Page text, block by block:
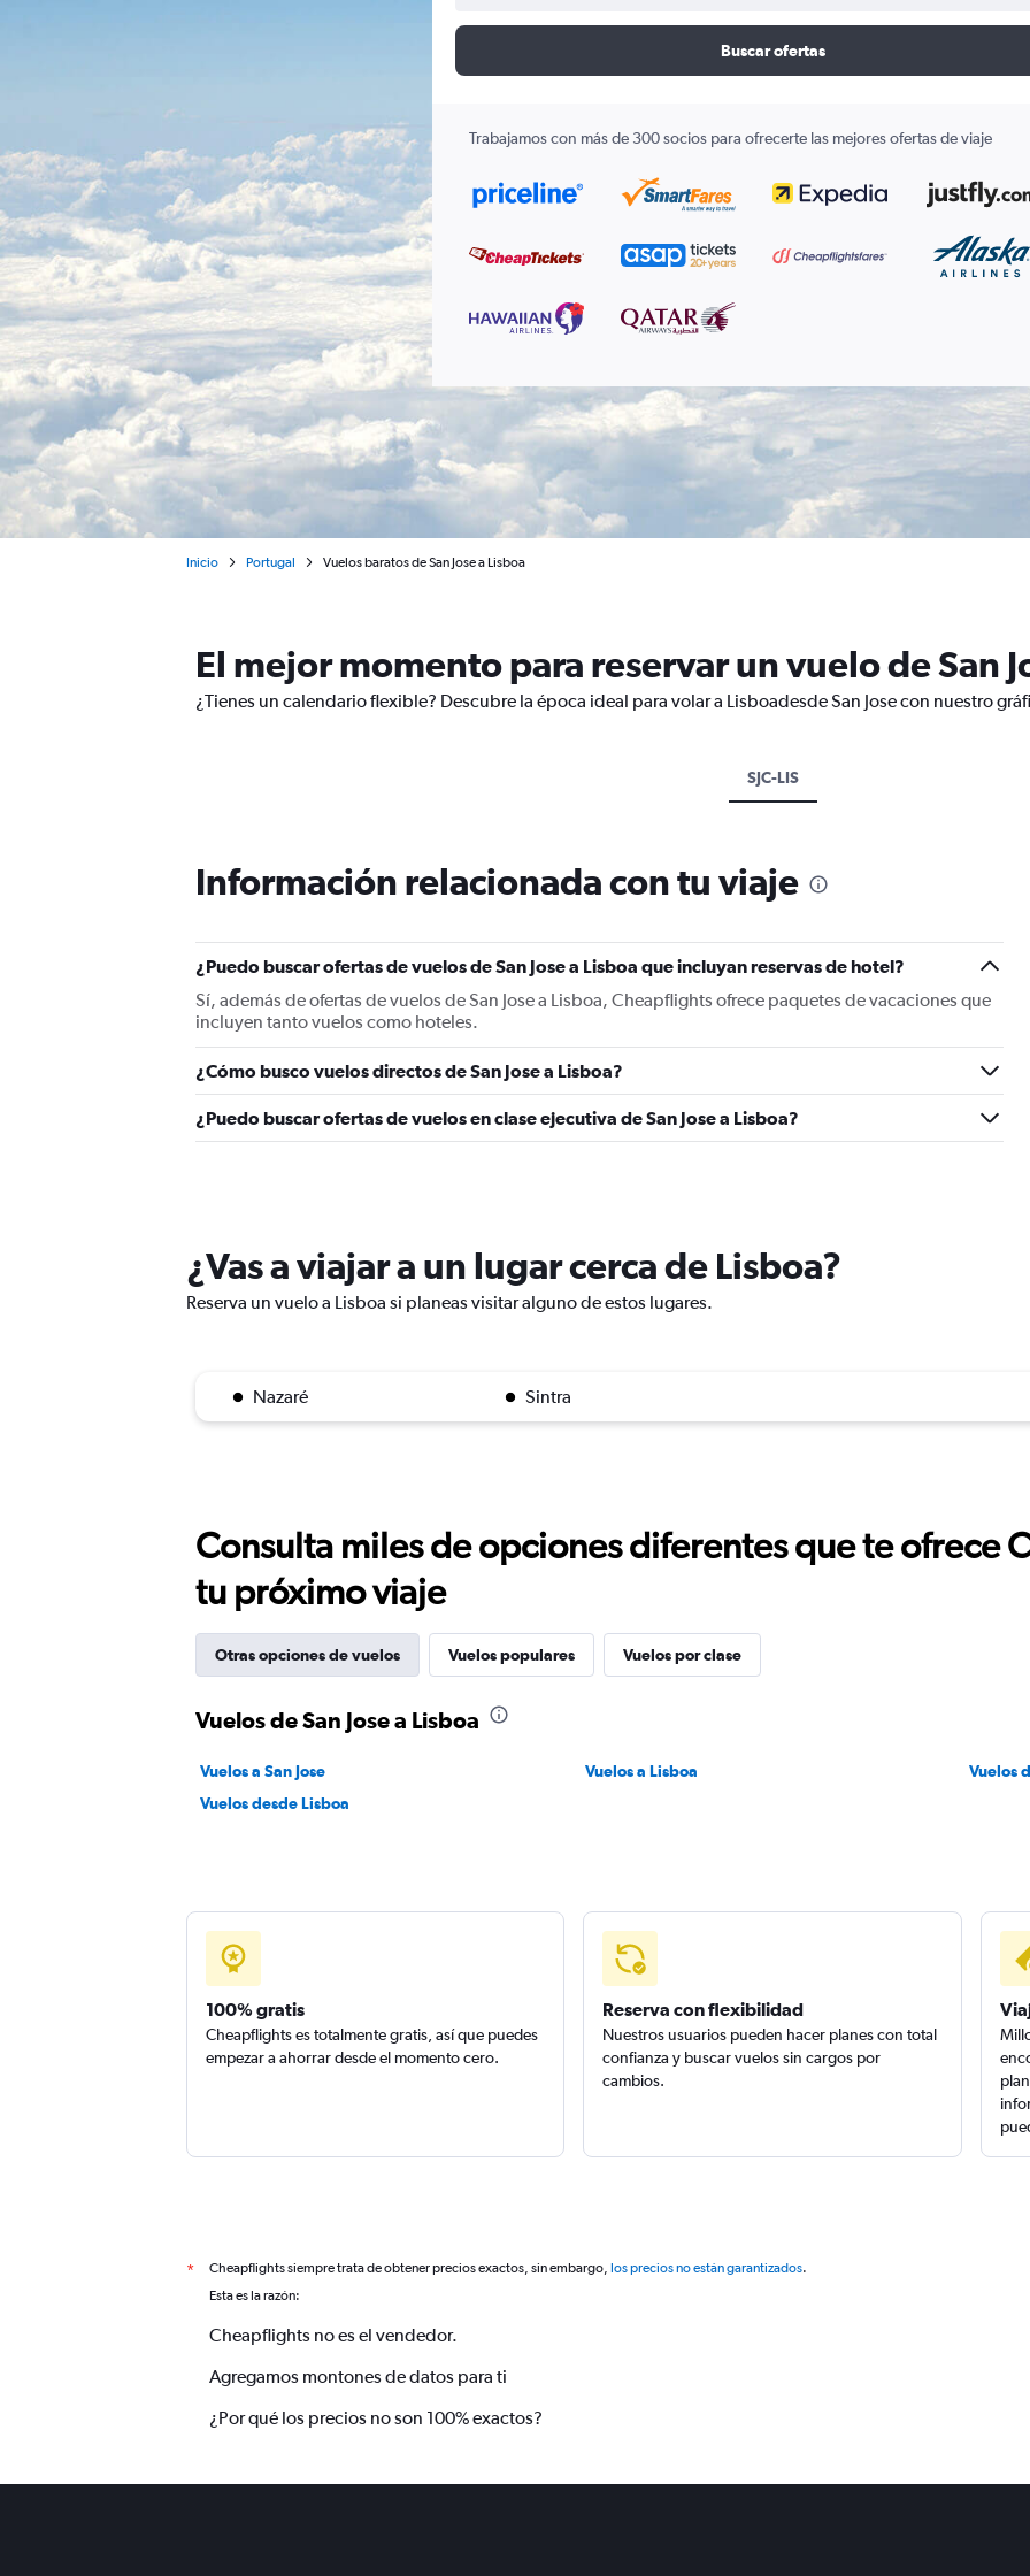
Buscar ofertas
Trabajamos con más de 300 socios para ofrecerte las mejores ofertas de viaje
Inicio Portugal Vuelos baratos de San Jose a Lisboa
El mejor momento para reservar un vuelo de San
¿Tienes un calendario flexible? Descubre la época ideal para volar a Lisboadesde San Jose con nuestro
SJC-LIS
Información relacionada con tu viaje
¿Puedo buscar ofertas de vuelos de San Jose a Lisboa que incluyan reservas de hotel?
Sí, además de ofertas de vuelos de San Jose a Lisboa, Cheapflights ofrece paquetes de vacaciones que
incluyen tanto vuelos como hoteles.
¿Cómo busco vuelos directos de San Jose a Lisboa?
¿Puedo buscar ofertas de vuelos en clase ejecutiva de San Jose a Lisboa?
¿Vas a viajar a un lugar cerca de Lisboa?
Reserva un vuelo a Lisboa si planeas visitar alguno de estos lugares.
Nazaré Sintra
Consulta miles de opciones diferentes que te ofrece
tu próximo viaje
Otras opciones de vuelos Vuelos populares Vuelos por clase
Vuelos de San Jose a Lisboa
Vuelos a San Jose Vuelos a Lisboa
Vuelos
Vuelos desde Lisboa
100% gratis
Cheapflights es totalmente gratis, así que puedes
empezar a ahorrar desde el momento cero.
Reserva con flexibilidad
Nuestros usuarios pueden hacer planes con total
confianza y buscar vuelos sin cargos por
cambios.
* Cheapflights siempre trata de obtener precios exactos, sin embargo, los precios no están garantizados.
Esta es la razón:
Cheapflights no es el vendedor.
Agregamos montones de datos para ti
¿Por qué los precios no son 100% exactos?